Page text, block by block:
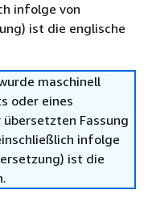
infolge von
ist die englische
maschinell
oder eines
Fassung
infolge
ist die